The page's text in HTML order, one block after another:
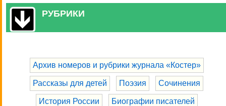
РУБРИКИ
Архив номеров и рубрики журнала «Костер»
Рассказы для детей Поэзия Сочинения
История России Биографии писателей